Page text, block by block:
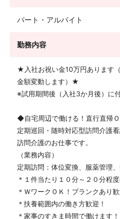
パート・アルバイト
勤務内容
★入社お祝い金10万円あります
金額変動します）★
※試用期間後（入社3か月後）に
◆自宅周辺で働ける！直行直帰
定期巡回・随時対応型訪問介護
訪問介護のお仕事です。
（業務内容）
定期訪問：体位変換、服薬管理
＊１件当たり１０分～２０分程度
＊ＷワークＯＫ！ブランクあり歓
＊扶養範囲内の働き方歓迎！
＊家事のすきま時間で働けます！